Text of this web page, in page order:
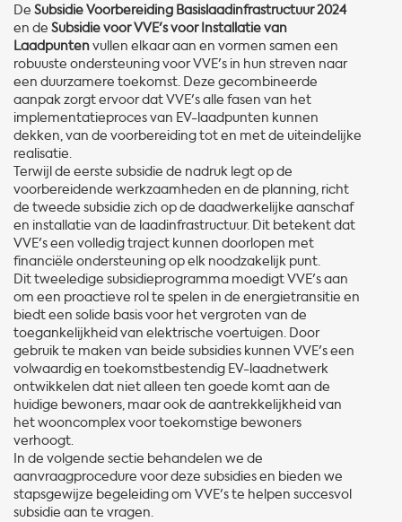
De Subsidie Voorbereiding Basislaadinfrastructuur 2024
en de Subsidie voor VVE's voor Installatie van
Laadpuntenvullen elkaar aan en vormen samen een
robuuste ondersteuning voor VVE's in hun streven naar
een duurzamere toekomst. Deze gecombineerde
aanpak zorgt ervoor dat VVE's alle fasen van het
implementatieproces van EV-laadpunten kunnen
dekken, van de voorbereiding tot en met de uiteindelijke
realisatie.
Terwijl de eerste subsidie de nadruk legt op de
voorbereidende werkzaamheden en de planning, richt
de tweede subsidie zich op de daadwerkelijke aanschaf
en installatie van de laadinfrastructuur. Dit betekent dat
VVE's een volledig traject kunnen doorlopen met
financiële ondersteuning op elk noodzakelijk punt.
Dit tweeledige subsidieprogramma moedigt VVE's aan
om een proactieve rol te spelen in de energietransitie en
biedt een solide basis voor het vergroten van de
toegankelijkheid van elektrische voertuigen. Door
gebruik te maken van beide subsidies kunnen VVE's een
volwaardig en toekomstbestendig EV-laadnetwerk
ontwikkelen dat niet alleen ten goede komt aan de
huidige bewoners, maar ook de aantrekkelijkheid van
het wooncomplex voor toekomstige bewoners
verhoogt.
In de volgende sectie behandelen we de
aanvraagprocedure voor deze subsidies en bieden we
stapsgewijze begeleiding om VVE's te helpen succesvol
subsidie aan te vragen.